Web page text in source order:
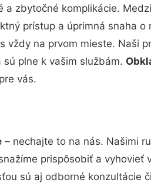
a zbytočné komplikácie.
prístup a úprimná snaha
vždy na prvom mieste. Naši
plne k vašim službám.
vás.
– nechajte to na nás. Našimi
prispôsobiť a
sú aj odborné konzultácie